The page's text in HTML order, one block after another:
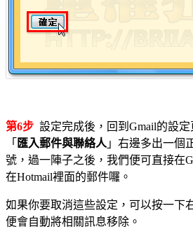
第6步 設定完成後，回到Gmail的設
「 匯入郵件與聯絡人」右邊多出一個
號，過一陣子之後，我們便可直接在
在Hotmail裡面的郵件囉。
如果你要取消這些設定，可以按一下
便會自動將相關訊息移除。